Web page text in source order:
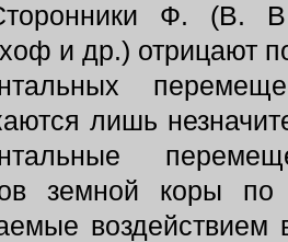
Ф. (В.
и др.) отрицают
лишь
земной коры
воздействием